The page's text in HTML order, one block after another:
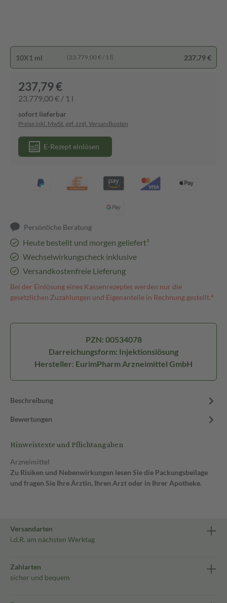
10X1 ml (23.779,00 € / 1 l) 237,79 €
237,79 €
23.779,00 € / 1 l
sofort lieferbar
Preise inkl. MwSt. ggf. zzgl. Versandkosten
E-Rezept einlösen
Persönliche Beratung
Heute bestellt und morgen geliefert³
Wechselwirkungscheck inklusive
Versandkostenfreie Lieferung
Bei der Einlösung eines Kassenrezeptes werden nur die
gesetzlichen Zuzahlungen und Eigenanteile in Rechnung gestellt.⁴
PZN: 00534078
Darreichungsform: Injektionslösung
Hersteller: EurimPharm Arzneimittel GmbH
Beschreibung
Bewertungen
Hinweistexte und Pflichtangaben
Arzneimittel
Zu Risiken und Nebenwirkungen lesen Sie die Packungsbeilage
und fragen Sie Ihre Ärztin, Ihren Arzt oder in Ihrer Apotheke.
Versandarten
i.d.R. am nächsten Werktag
Zahlarten
sicher und bequem